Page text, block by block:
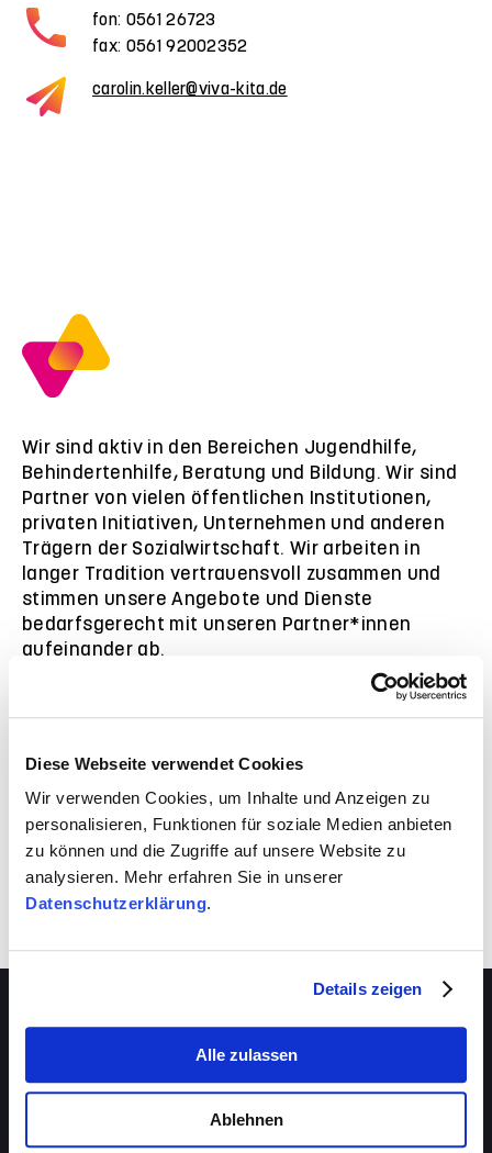
Diese Webseite verwendet Cookies
Wir verwenden Cookies, um Inhalte und Anzeigen zu
personalisieren, Funktionen für soziale Medien anbieten
zu können und die Zugriffe auf unsere Website zu
analysieren. Mehr erfahren Sie in unserer
Datenschutzerklärung.
Details zeigen
Alle zulassen
Ablehnen
fon: 0561 26723
fax: 0561 92002352
carolin.keller@viva-kita.de
Wir sind aktiv in den Bereichen Jugendhilfe,
Behindertenhilfe, Beratung und Bildung. Wir sind
Partner von vielen öffentlichen Institutionen,
privaten Initiativen, Unternehmen und anderen
Trägern der Sozialwirtschaft. Wir arbeiten in
langer Tradition vertrauensvoll zusammen und
stimmen unsere Angebote und Dienste
bedarfsgerecht mit unseren Partner*innen
aufeinander ab.
VIVA schafft auch für dich Entwicklungsräume.
Über VIVA